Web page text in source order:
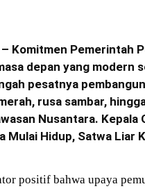
– Komitmen Pemerintah
depan yang modern
pesatnya
rusa sambar,
Nusantara. Kepala
Mulai Hidup, Satwa Liar
positif bahwa upaya